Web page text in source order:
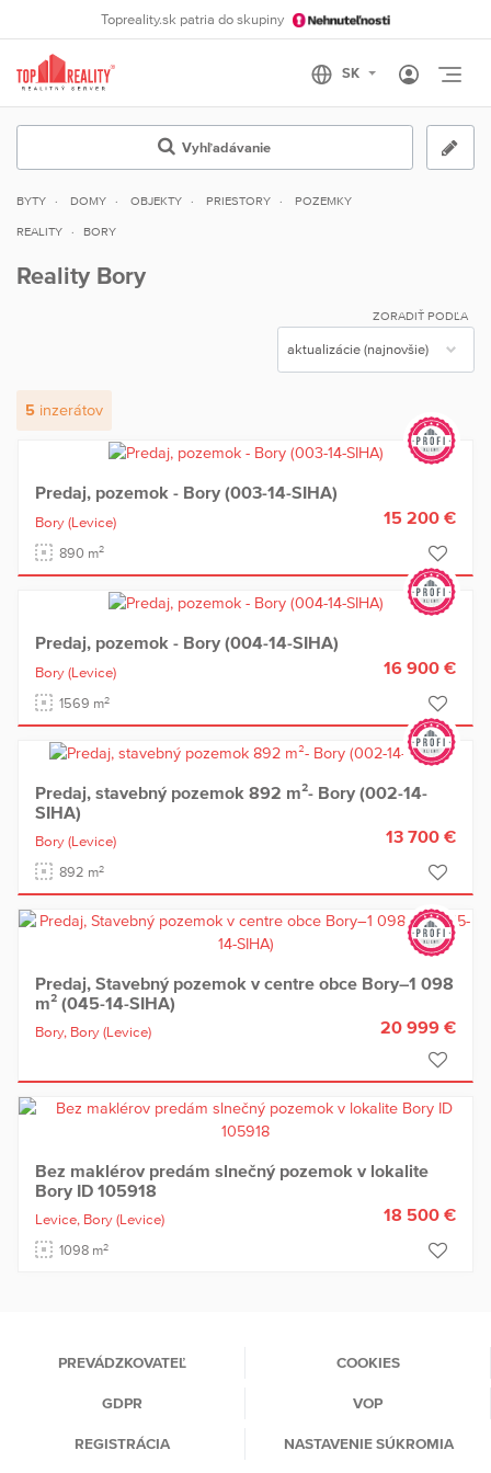
Topreality.sk patria do skupiny
Vyhľadávanie
BYTY DOMY OBJEKTY PRIESTORY POZEMKY
REALITY BORY
Reality Bory
ZORADIŤ PODĽA
5 inzerátov
Predaj, pozemok - Bory (003-14-SIHA)
Bory (Levice)
890 m2
15 200 €
Predaj, pozemok - Bory (004-14-SIHA)
Bory (Levice)
1569 m2
16 900 €
Predaj, stavebný pozemok 892 m²- Bory (002-14-
SIHA)
Bory (Levice)
892 m2
13 700 €
Predaj, Stavebný pozemok v centre obce Bory–1 098
m² (045-14-SIHA)
Bory, Bory (Levice) 20 999 €
Bez maklérov predám slnečný pozemok v lokalite
Bory ID 105918
Levice, Bory (Levice)
1098 m2
18 500 €
PREVÁDZKOVATEĽ COOKIES
GDPR VOP
REGISTRÁCIA NASTAVENIE SÚKROMIA